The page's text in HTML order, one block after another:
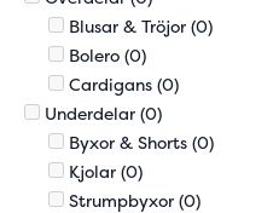
Blusar & Tröjor (0)
Bolero (0)
Cardigans (0)
Underdelar (0)
Byxor & Shorts (0)
Kjolar (0)
Strumpbyxor (0)